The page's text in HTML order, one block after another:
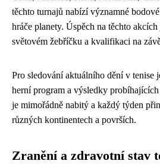
těchto turnajů nabízí významné
hráče planety. Úspěch na těchto
světovém žebříčku a kvalifikaci na
Pro sledování aktuálního dění v tenise
herní program a výsledky
je mimořádně nabitý a každý týden
různých kontinentech a površích.
Zranění a zdravotní stav